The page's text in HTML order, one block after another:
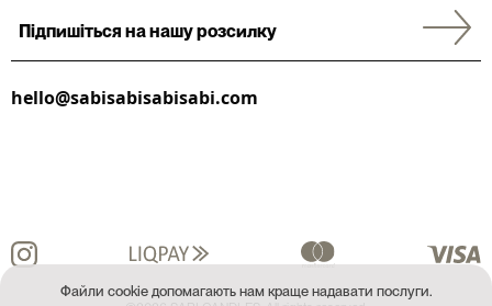
hello@sabisabisabisabi.com
Файли cookie допомагають нам краще надавати послуги.